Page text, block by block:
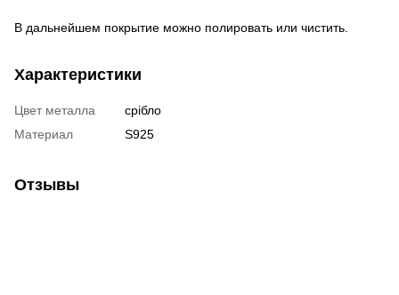
В дальнейшем покрытие можно полировать или чистить.
Характеристики
Цвет металла
срібло
Материал
S925
Отзывы